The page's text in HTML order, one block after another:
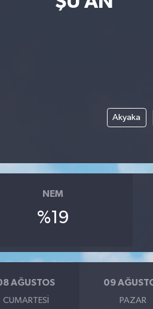
Akyaka
NEM
%19
AĞUSTOS
CUMARTESI
09
PAZAR